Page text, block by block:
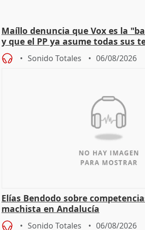
Maíllo denuncia que Vox es la
y que el PP ya asume todas sus
Sonido Totales 06/08/2026
Elías Bendodo sobre
machista en Andalucía
Sonido Totales 06/08/2026